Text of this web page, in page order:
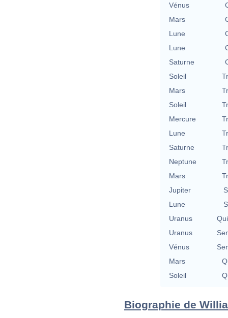
Vénus
Mars
Lune
Lune
Saturne
Soleil
Mars
Soleil
Mercure
Lune
Saturne
Neptune
Mars
Jupiter
Lune
Uranus
Uranus
Vénus
Mars
Soleil
Biographie de